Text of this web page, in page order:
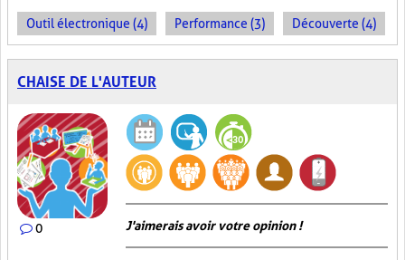
Outil électronique (4) Performance (3) Découverte (4)
CHAISE DE L'AUTEUR
0 J'aimerais avoir votre opinion !